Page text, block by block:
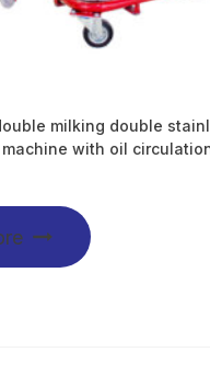
milking double
with oil